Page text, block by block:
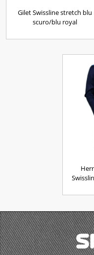
Gilet Swissline stretch blu
scuro/blu royal